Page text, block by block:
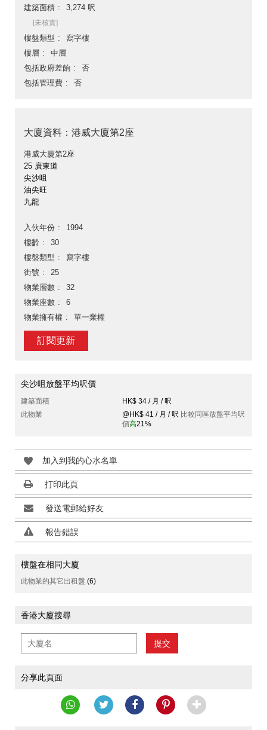
建築面積
3,274 呎
[未核實]
樓盤類型
寫字樓
樓層
中層
包括政府差餉
否
包括管理費
否
大廈資料：港威大廈第2座
港威大廈第2座
25 廣東道
尖沙咀
油尖旺
九龍
入伙年份
1994
樓齡
30
樓盤類型
寫字樓
街號
25
物業層數
32
物業座數
6
物業擁有權
單一業權
訂閱更新
尖沙咀放盤平均呎價
建築面積
HK$ 34 / 月 / 呎
此物業
@HK$ 41 / 月 / 呎 比較同區放盤平均呎
價高21%
加入到我的心水名單
打印此頁
發送電郵給好友
報告錯誤
樓盤在相同大廈
此物業的其它出租盤 (6)
香港大廈搜尋
提交
分享此頁面